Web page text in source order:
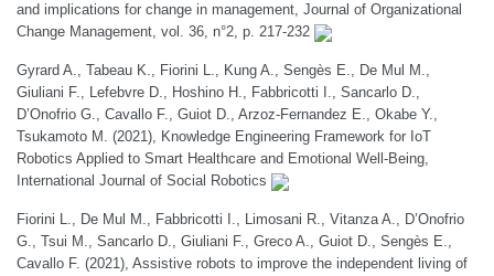
and implications for change in management, Journal of Organizational
Change Management, vol. 36, n°2, p. 217-232
Gyrard A., Tabeau K., Fiorini L., Kung A., Sengès E., De Mul M.,
Giuliani F., Lefebvre D., Hoshino H., Fabbricotti I., Sancarlo D.,
D’Onofrio G., Cavallo F., Guiot D., Arzoz-Fernandez E., Okabe Y.,
Tsukamoto M. (2021), Knowledge Engineering Framework for IoT
Robotics Applied to Smart Healthcare and Emotional Well-Being,
International Journal of Social Robotics
Fiorini L., De Mul M., Fabbricotti I., Limosani R., Vitanza A., D’Onofrio
G., Tsui M., Sancarlo D., Giuliani F., Greco A., Guiot D., Sengès E.,
Cavallo F. (2021), Assistive robots to improve the independent living of